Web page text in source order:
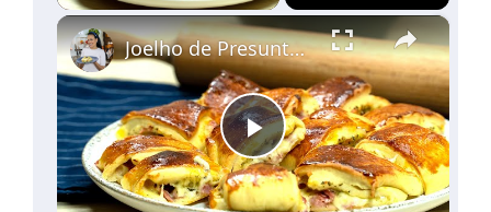
×
Play
Joelho de Presunto e Queijo: Receita de Enroladinho Fofinho